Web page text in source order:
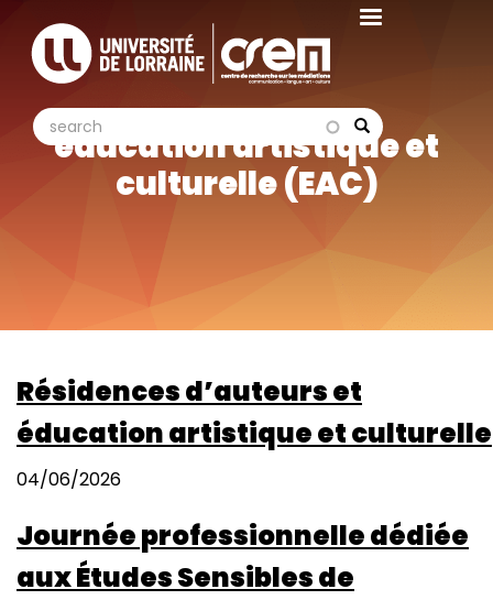
contenu
Search
search search
éducation artistique et
culturelle (EAC)
Résidences d’auteurs et
éducation artistique et culturelle
04/06/2026
Journée professionnelle dédiée
aux Études Sensibles de